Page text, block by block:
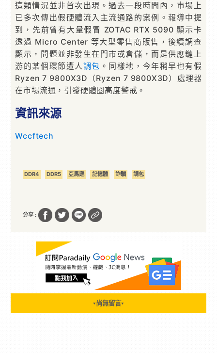
這類情況並非首次出現。過去一段時間內，市場上
已多次傳出假硬體流入主流通路的案例。報導中提
到，先前曾有大量假冒 ZOTAC RTX 5090 顯示卡
透過 Micro Center 等大型零售商販售，後續調查
顯示，問題並非發生在門市或倉儲，而是供應鏈上
游的某個環節遭人調包 。同樣地，今年稍早也有假
Ryzen 7 9800X3D（Ryzen 7 9800X3D）處理器
在市場流通，引發硬體圈高度警戒。
資訊來源
Wccftech
DDR4 DDR5 亞馬遜 記憶體 詐騙 調包
分享 :
▼ 尚無留言▼